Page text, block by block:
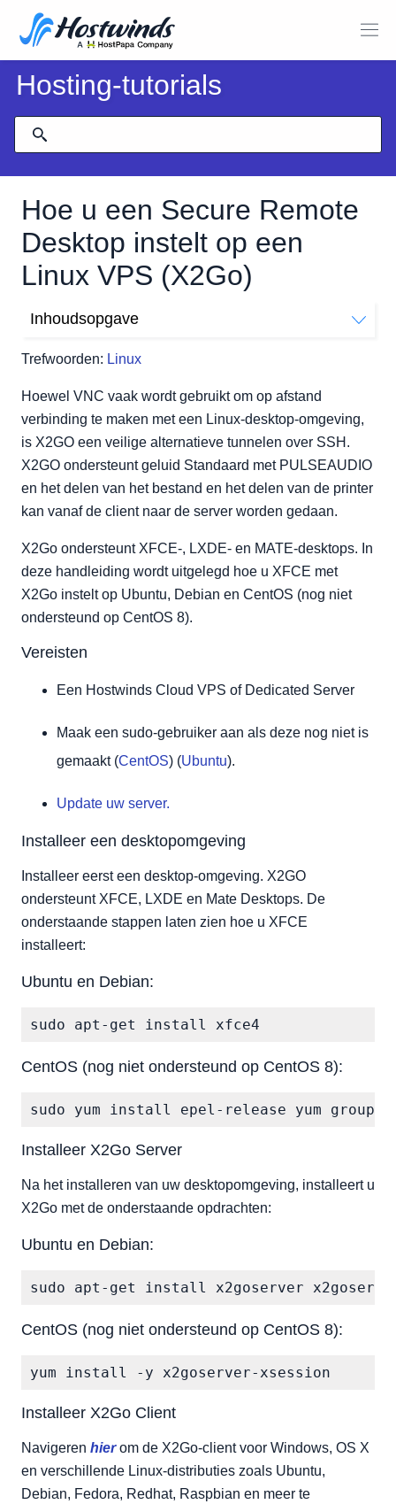
Hosting-tutorials
Hoe u een Secure Remote
Desktop instelt op een
Linux VPS (X2Go)
Trefwoorden: Linux
Inhoudsopgave
Installeer een desktopomgeving
Ubuntu en Debian:
CentOS (nog niet ondersteund op CentOS 8):
Installeer X2Go Server
Ubuntu en Debian:
CentOS (nog niet ondersteund op CentOS 8):
Installeer X2Go Client
Hoewel VNC vaak wordt gebruikt om op afstand
verbinding te maken met een Linux-desktop-omgeving,
is X2GO een veilige alternatieve tunnelen over SSH.
X2GO ondersteunt geluid Standaard met PULSEAUDIO
en het delen van het bestand en het delen van de printer
kan vanaf de client naar de server worden gedaan.
X2Go ondersteunt XFCE-, LXDE- en MATE-desktops. In
deze handleiding wordt uitgelegd hoe u XFCE met
X2Go instelt op Ubuntu, Debian en CentOS (nog niet
ondersteund op CentOS 8).
Vereisten
Een Hostwinds Cloud VPS of Dedicated Server
Maak een sudo-gebruiker aan als deze nog niet is
gemaakt (CentOS) (Ubuntu).
Update uw server.
Installeer een desktopomgeving
Installeer eerst een desktop-omgeving. X2GO
ondersteunt XFCE, LXDE en Mate Desktops. De
onderstaande stappen laten zien hoe u XFCE
installeert:
Ubuntu en Debian:
CentOS (nog niet ondersteund op CentOS 8):
Installeer X2Go Server
Na het installeren van uw desktopomgeving, installeert u
X2Go met de onderstaande opdrachten:
Ubuntu en Debian:
CentOS (nog niet ondersteund op CentOS 8):
Installeer X2Go Client
Navigeren hierom de X2Go-client voor Windows, OS X
en verschillende Linux-distributies zoals Ubuntu,
Debian, Fedora, Redhat, Raspbian en meer te